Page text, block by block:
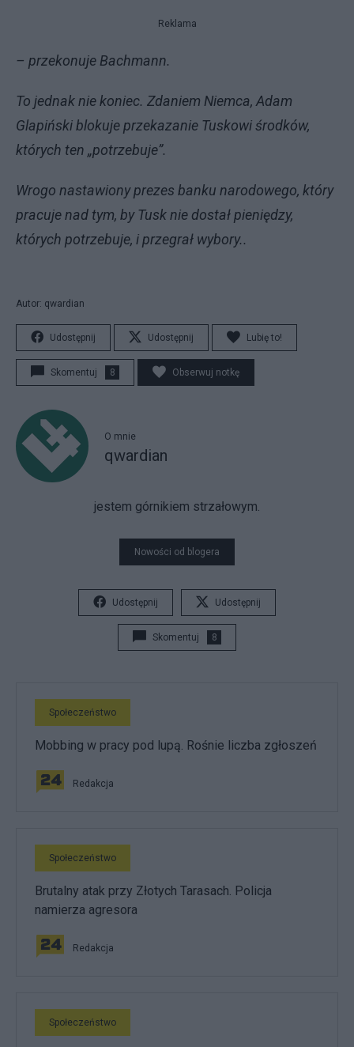
Reklama
– przekonuje Bachmann.
To jednak nie koniec. Zdaniem Niemca, Adam
Glapiński blokuje przekazanie Tuskowi środków,
których ten „potrzebuje”.
Wrogo nastawiony prezes banku narodowego, który
pracuje nad tym, by Tusk nie dostał pieniędzy,
których potrzebuje, i przegrał wybory..
Autor: qwardian
Udostępnij Udostępnij Lubię to!
Skomentuj 8 Obserwuj notkę
O mnie
qwardian
jestem górnikiem strzałowym.
Nowości od blogera
Udostępnij Udostępnij
Skomentuj 8
Społeczeństwo
Mobbing w pracy pod lupą. Rośnie liczba zgłoszeń
Redakcja
Społeczeństwo
Brutalny atak przy Złotych Tarasach. Policja
namierza agresora
Redakcja
Społeczeństwo